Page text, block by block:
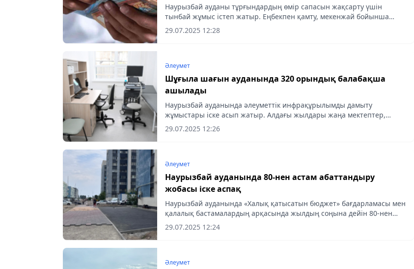
Наурызбай ауданы тұрғындардың өмір сапасын жақсарту үшін
тынбай жұмыс істеп жатыр. Еңбекпен қамту, мекенжай бойынша
көмек көрсету, барлық жасқа арналған тегін үйірмелер мен курстар
ұйымдастырудан...
29.07.2025 12:28
Әлеумет
Шұғыла шағын ауданында 320 орындық балабақша
ашылады
Наурызбай ауданында әлеуметтік инфрақұрылымды дамыту
жұмыстары іске асып жатыр. Алдағы жылдары жаңа мектептер,
балабақшалар мен емханалар салынып, аудан тұрғындары үшін
қызмет жағы әлі де...
29.07.2025 12:26
Әлеумет
Наурызбай ауданында 80-нен астам абаттандыру
жобасы іске аспақ
Наурызбай ауданында «Халық қатысатын бюджет» бағдарламасы мен
қалалық бастамалардың арқасында жылдың соңына дейін 80-нен
астам абаттандыру, көгалдандыру мен инфрақұрылымды дамыту
жобасы жүзеге...
29.07.2025 12:24
Әлеумет